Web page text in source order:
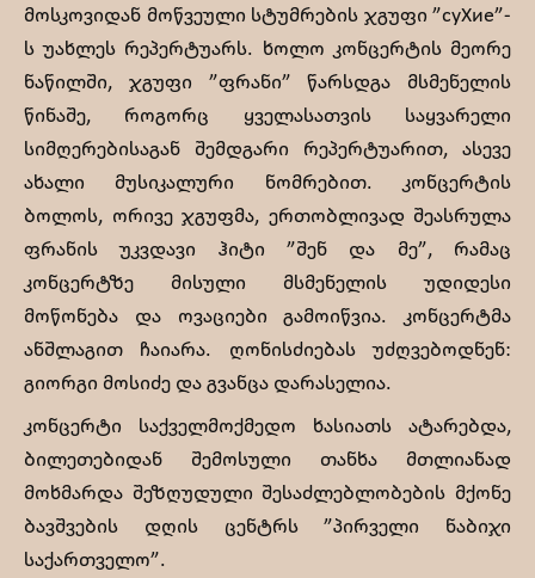
მოსკოვიდან მოწვეული სტუმრების ჯგუფი ”суХие”-
ს უახლეს რეპერტუარს. ხოლო კონცერტის მეორე
ნაწილში, ჯგუფი ”ფრანი” წარსდგა მსმენელის
წინაშე, როგორც ყველასათვის საყვარელი
სიმღერებისაგან შემდგარი რეპერტუარით, ასევე
ახალი მუსიკალური ნომრებით. კონცერტის
ბოლოს, ორივე ჯგუფმა, ერთობლივად შეასრულა
ფრანის უკვდავი ჰიტი ”შენ და მე”, რამაც
კონცერტზე მისული მსმენელის უდიდესი
მოწონება და ოვაციები გამოიწვია. კონცერტმა
ანშლაგით ჩაიარა. ღონისძიებას უძღვებოდნენ:
გიორგი მოსიძე და გვანცა დარასელია.
კონცერტი საქველმოქმედო ხასიათს ატარებდა,
ბილეთებიდან შემოსული თანხა მთლიანად
მოხმარდა შეზღუდული შესაძლებლობების მქონე
ბავშვების დღის ცენტრს ”პირველი ნაბიჯი
საქართველო”.